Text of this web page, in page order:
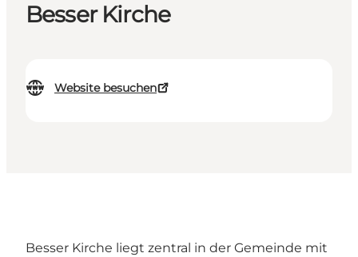
Besser Kirche
Website besuchen
Besser Kirche liegt zentral in der Gemeinde mit